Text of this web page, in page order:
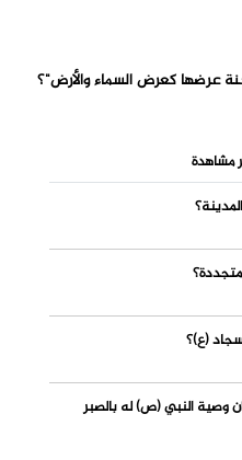
عرضها كعرض السماء والأرض"؟
مشاهدة
(ع)؟
وصية النبي (ص) له بالصبر